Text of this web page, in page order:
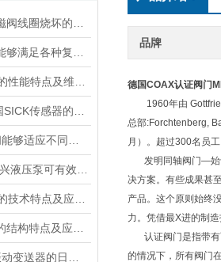
品牌
德国COAX认证阀门
1960年由 Gottfried
总部:Forchtenberg,
月）。超过300名员
发明同轴阀门—始于
决方案。有些成果甚
产品。这个原则始终
力。凭借最X进的制
认证阀门是指带有
的情况下，所有阀门